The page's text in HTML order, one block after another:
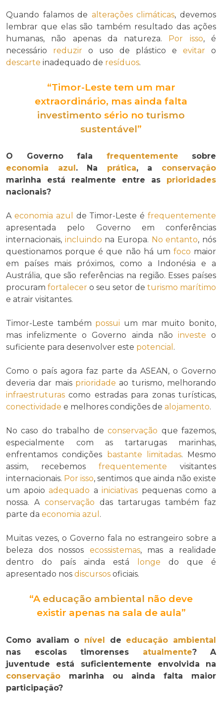
Quando falamos de alterações climáticas, devemos
lembrar que elas são também resultado das ações
humanas, não apenas da natureza. Por isso, é
necessário reduzir o uso de plástico e evitar o
descarte inadequado de resíduos.
“Timor-Leste tem um mar
extraordinário, mas ainda falta
investimento sério no turismo
sustentável”
O Governo fala frequentemente sobre
economia azul . Na prática, a conservação
marinha está realmente entre as prioridades
nacionais?
A economia azul de Timor-Leste éfrequentemente
apresentada pelo Governo em conferências
internacionais, incluindo na Europa. No entanto, nós
questionamos porque é que não há um foco maior
em países mais próximos, como a Indonésia e a
Austrália, que são referências na região. Esses países
procuram fortalecer o seu setor de turismo marítimo
e atrair visitantes.
Timor-Leste também possui um mar muito bonito,
mas infelizmente o Governo ainda não investe o
suficiente para desenvolver este potencial .
Como o país agora faz parte da ASEAN, o Governo
deveria dar mais prioridade ao turismo, melhorando
infraestruturas como estradas para zonas turísticas,
conectividade e melhores condições de alojamento.
No caso do trabalho deconservação que fazemos,
especialmente com as tartarugas marinhas,
enfrentamos condições bastante limitadas. Mesmo
assim, recebemos frequentemente visitantes
internacionais. Por isso, sentimos que ainda não existe
um apoioadequado ainiciativas pequenas como a
nossa. A conservação das tartarugas também faz
parte da economia azul .
Muitas vezes, o Governo fala no estrangeiro sobre a
beleza dos nossos ecossistemas, mas a realidade
dentro do país ainda está
longe do que é
apresentado nos discursos oficiais.
“A educação ambiental não deve
existir apenas na sala de aula”
Como avaliam o nível de educação ambiental
nas escolas timorenses atualmente? A
juventude está suficientemente envolvida na
conservação marinha ou ainda falta maior
participação?